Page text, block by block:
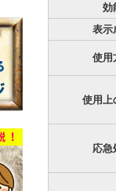
効
表示
使用
使用上
応急